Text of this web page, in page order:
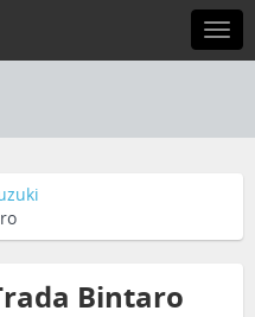
Bintaro